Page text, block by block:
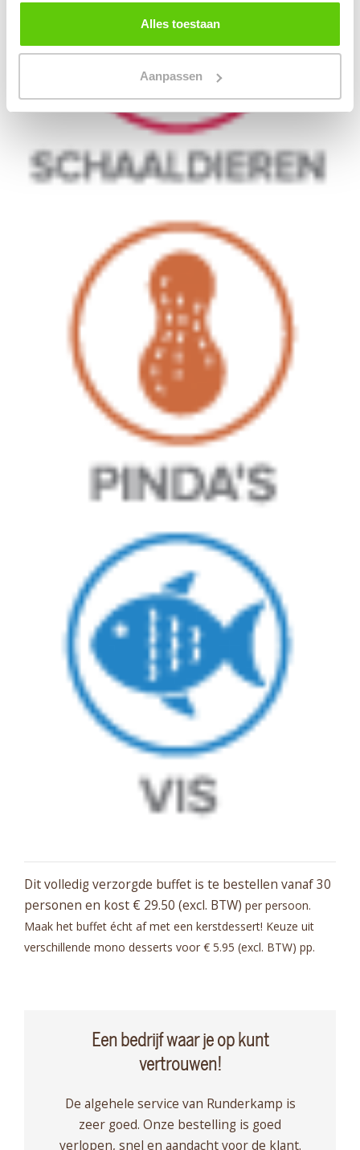
Alles toestaan
Aanpassen
Dit volledig verzorgde buffet is te bestellen vanaf 30
personen en kost € 29.50 (excl. BTW) per persoon.
Maak het buffet écht af met een kerstdessert! Keuze uit
verschillende mono desserts voor € 5.95 (excl. BTW) pp.
Een bedrijf waar je op kunt
vertrouwen!
De algehele service van Runderkamp is
zeer goed. Onze bestelling is goed
verlopen, snel en aandacht voor de klant.